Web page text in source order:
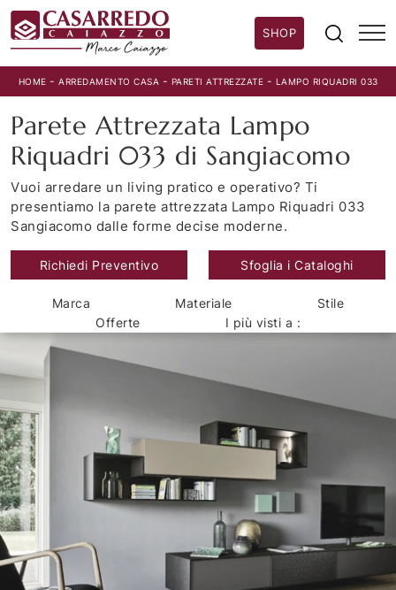
SHOP
HOME - ARREDAMENTO CASA - PARETI ATTREZZATE - LAMPO RIQUADRI 033
Parete Attrezzata Lampo
Riquadri 033 di Sangiacomo
Vuoi arredare un living pratico e operativo? Ti
presentiamo la parete attrezzata Lampo Riquadri 033
Sangiacomo dalle forme decise moderne.
Richiedi Preventivo Sfoglia i Cataloghi
Marca Materiale
Stile
Offerte
I più visti a :